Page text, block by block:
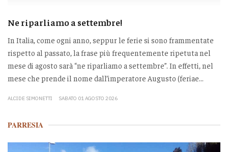
Ne riparliamo a settembre!
In Italia, come ogni anno, seppur le ferie si sono frammentate
rispetto al passato, la frase più frequentemente ripetuta nel
mese di agosto sarà “ne riparliamo a settembre”. In effetti, nel
mese che prende il nome dall’imperatore Augusto (feriae...
ALCIDE SIMONETTI SABATO 01 AGOSTO 2026
PARRESIA